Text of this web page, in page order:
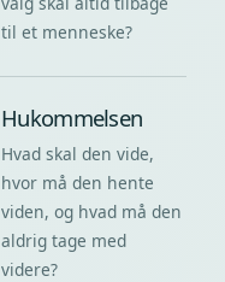
til et menneske?
Hukommelsen
Hvad skal den vide,
hvor må den hente
viden, og hvad må den
aldrig tage med
videre?